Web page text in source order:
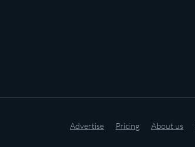
Advertise Pricing About us